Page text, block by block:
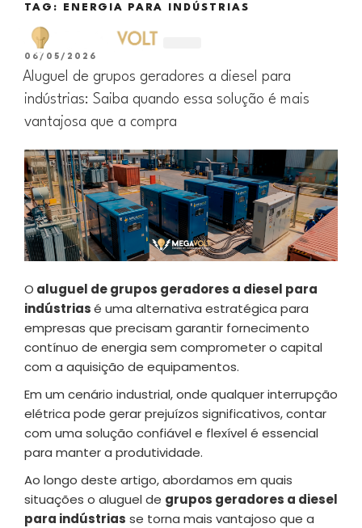
TAG: ENERGIA PARA INDÚSTRIAS
06/05/2026
Aluguel de grupos geradores a diesel para
indústrias: Saiba quando essa solução é mais
vantajosa que a compra
O aluguel de grupos geradores a diesel para
indústriasé uma alternativa estratégica para
empresas que precisam garantir fornecimento
contínuo de energia sem comprometer o capital
com a aquisição de equipamentos.
Em um cenário industrial, onde qualquer interrupção
elétrica pode gerar prejuízos significativos, contar
com uma solução confiável e flexível é essencial
para manter a produtividade.
Ao longo deste artigo, abordamos em quais
situações o aluguel de grupos geradores a diesel
para indústrias se torna mais vantajoso que a